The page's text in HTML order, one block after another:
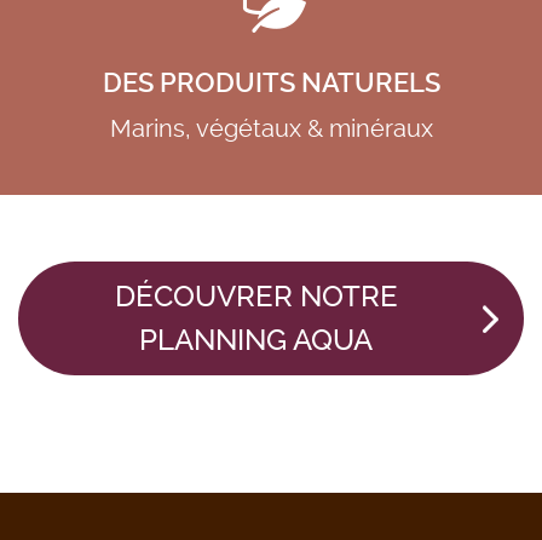
DES PRODUITS NATURELS
Marins, végétaux & minéraux
DÉCOUVRER NOTRE
PLANNING AQUA